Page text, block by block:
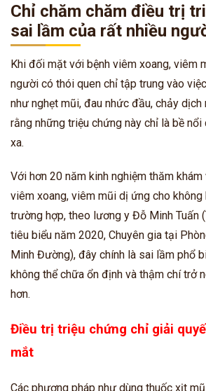
Chỉ chăm chăm điều trị
sai lầm của rất nhiều
Khi đối mặt với bệnh viêm xoang, viêm
người có thói quen chỉ tập trung vào
như nghẹt mũi, đau nhức đầu, chảy
rằng những triệu chứng này chỉ là bề
xa.
Với hơn 20 năm kinh nghiệm thăm
viêm xoang, viêm mũi dị ứng cho không
trường hợp, theo lương y Đỗ Minh Tuấn
tiêu biểu năm 2020, Chuyên gia tại
Minh Đường), đây chính là sai lầm phổ
không thể chữa ổn định và thậm chí trở
hơn.
Điều trị triệu chứng chỉ giải
mắt
Các phương pháp như dùng thuốc xịt